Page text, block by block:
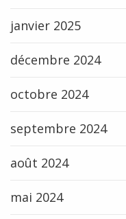
janvier 2025
décembre 2024
octobre 2024
septembre 2024
août 2024
mai 2024